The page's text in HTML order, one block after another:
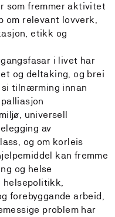
som fremmer aktivitet
om relevant lovverk,
etikk og
i livet har
og deltaking, og brei
tilnærming innan
universell
av
og om korleis
kan fremme
og helse
helsepolitikk,
forebyggande arbeid,
problem har